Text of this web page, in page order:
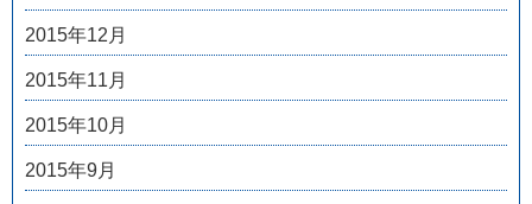
2015年12月
2015年11月
2015年10月
2015年9月